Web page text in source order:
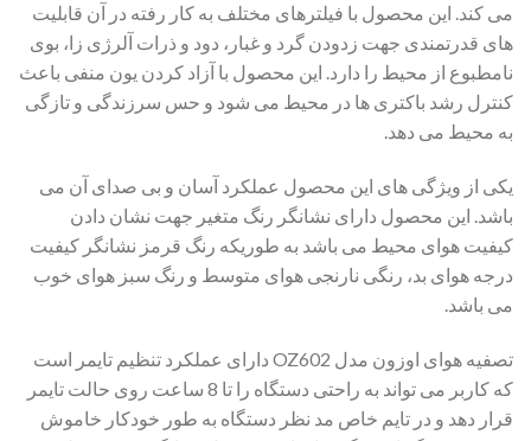
می کند. این محصول با فیلترهای مختلف به کار رفته در آن قابلیت
های قدرتمندی جهت زدودن گرد و غبار، دود و ذرات آلرژی زا، بوی
نامطبوع از محیط را دارد. این محصول با آزاد کردن یون منفی باعث
کنترل رشد باکتری ها در محیط می شود و حس سرزندگی و تازگی
به محیط می دهد.
یکی از ویژگی های این محصول عملکرد آسان و بی صدای آن می
باشد. این محصول دارای نشانگر رنگ متغیر جهت نشان دادن
کیفیت هوای محیط می باشد به طوریکه رنگ قرمز نشانگر کیفیت
درجه هوای بد، رنگی نارنجی هوای متوسط و رنگ سبز هوای خوب
می باشد.
تصفیه هوای اوزون مدل OZ602 دارای عملکرد تنظیم تایمر است
که کاربر می تواند به راحتی دستگاه را تا 8 ساعت روی حالت تایمر
قرار دهد و در تایم خاص مد نظر دستگاه به طور خودکار خاموش